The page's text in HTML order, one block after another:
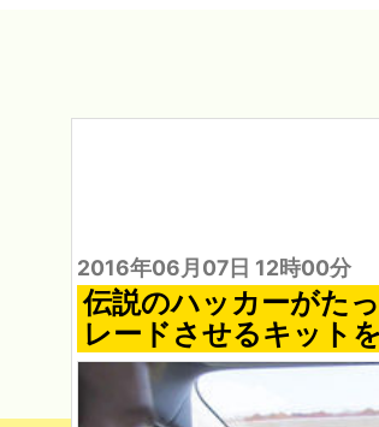
2016年06月07日 12時00分
伝説のハッカーがた
レードさせるキット